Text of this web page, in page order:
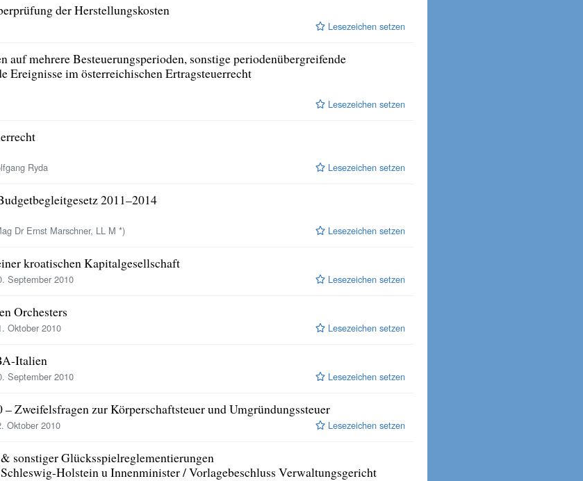
der Herstellungskosten
Lesezeichen setzen
mehrere Besteuerungsperioden, sonstige periodenübergreifende
Ereignisse im österreichischen Ertragsteuerrecht
Lesezeichen setzen
Ryda Lesezeichen setzen
2011–2014
Dr Ernst Marschner, LL M *) Lesezeichen setzen
kroatischen Kapitalgesellschaft
September 2010 Lesezeichen setzen
Orchesters
Oktober 2010 Lesezeichen setzen
Italien
September 2010 Lesezeichen setzen
Zweifelsfragen zur Körperschaftsteuer und Umgründungssteuer
Oktober 2010 Lesezeichen setzen
sonstiger Glücksspielreglementierungen
Holstein u Innenminister / Vorlagebeschluss Verwaltungsgericht